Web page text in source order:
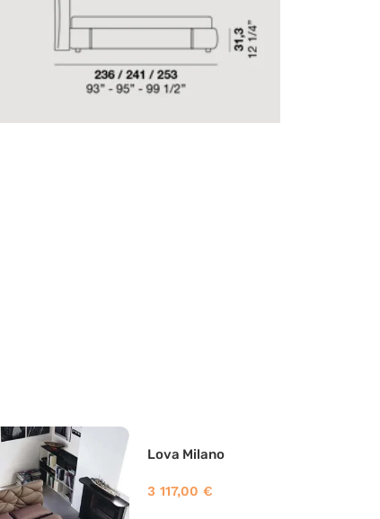
Lova Milano
3 117,00€